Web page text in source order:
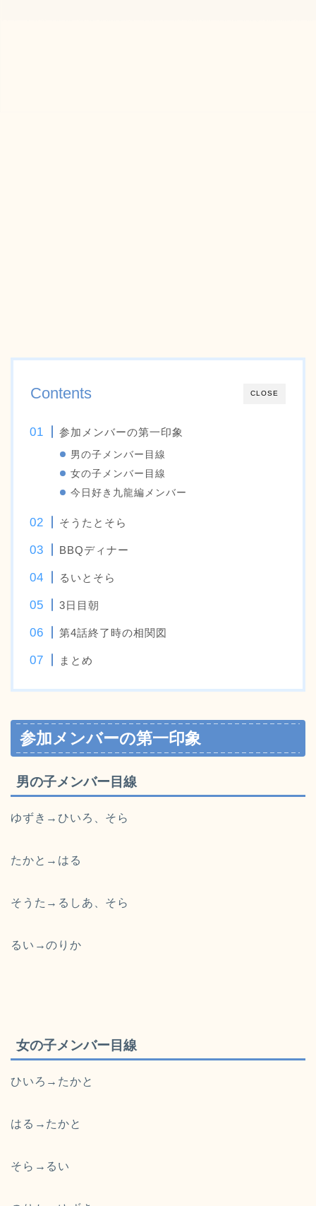
CLOSE
Contents
参加メンバーの第一印象
男の子メンバー目線
女の子メンバー目線
今日好き九龍編メンバー
そうたとそら
BBQディナー
るいとそら
3日目朝
第4話終了時の相関図
まとめ
参加メンバーの第一印象
男の子メンバー目線
ゆずき→ひいろ、そら
たかと→はる
そうた→るしあ、そら
るい→のりか
女の子メンバー目線
ひいろ→たかと
はる→たかと
そら→るい